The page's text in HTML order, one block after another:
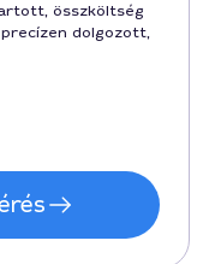
összköltség
dolgozott,